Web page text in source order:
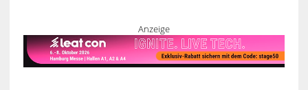
Anzeige